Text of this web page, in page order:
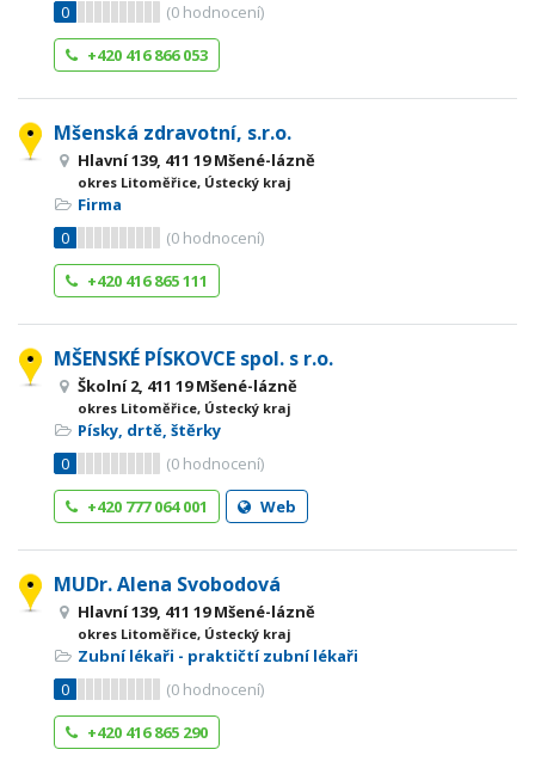
0
(0 hodnocení)
+420 416 866 053
Mšenská zdravotní, s.r.o.
Hlavní 139, 411 19 Mšené-lázně
okres Litoměřice, Ústecký kraj
Firma
0
(0 hodnocení)
+420 416 865 111
MŠENSKÉ PÍSKOVCE spol. s r.o.
Školní 2, 411 19 Mšené-lázně
okres Litoměřice, Ústecký kraj
Písky, drtě, štěrky
0
(0 hodnocení)
+420 777 064 001
Web
MUDr. Alena Svobodová
Hlavní 139, 411 19 Mšené-lázně
okres Litoměřice, Ústecký kraj
Zubní lékaři - praktičtí zubní lékaři
0
(0 hodnocení)
+420 416 865 290